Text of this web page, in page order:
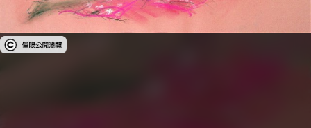
受著作權法保護-僅限於本平台有限度公開瀏覽